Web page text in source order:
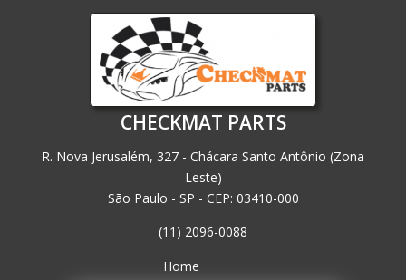
CHECKMAT PARTS
R. Nova Jerusalém, 327 - Chácara Santo Antônio (Zona
Leste)
São Paulo - SP - CEP: 03410-000
(11) 2096-0088
Home